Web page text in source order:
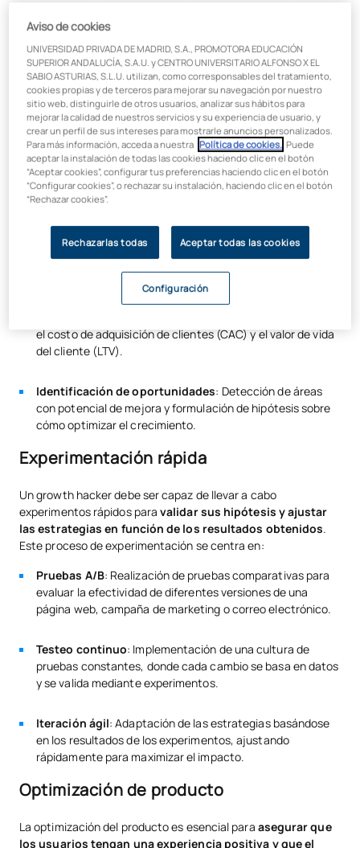
datos, desarrollo de producto y tecnología
permite identificar y explotar oportunidades de crecimiento
de manera rápida y eficiente. Sus funciones principales son:
Análisis de datos
El análisis de datos es una de las competencias más críticas
para un growth hacker. Consiste enevaluar e interpretar
grandes volúmenes de datospara identificar patrones,
tendencias y oportunidades de crecimiento. Esto incluye:
web como Google Analytics, herramientas de CRM y
plataformas de redes sociales para obtener datos
relevantes.
Interpretación de métricas
: Evaluación de métricas
el costo de adquisición de clientes (CAC) y el valor de vida
del cliente (LTV).
Identificación de oportunidades: Detección de áreas
con potencial de mejora y formulación de hipótesis sobre
cómo optimizar el crecimiento.
Experimentación rápida
Un growth hacker debe ser capaz de llevar a cabo
experimentos rápidos paravalidar sus hipótesis y ajustar
las estrategias en función de los resultados obtenidos.
Este proceso de experimentación se centra en:
Pruebas A/B: Realización de pruebas comparativas para
evaluar la efectividad de diferentes versiones de una
página web, campaña de marketing o correo electrónico.
Testeo continuo: Implementación de una cultura de
pruebas constantes, donde cada cambio se basa en datos
y se valida mediante experimentos.
Iteración ágil: Adaptación de las estrategias basándose
en los resultados de los experimentos, ajustando
rápidamente para maximizar el impacto.
Optimización de producto
La optimización del producto es esencial para asegurar que
los usuarios tengan una experiencia positiva y que el
Aviso de cookies
UNIVERSIDAD PRIVADA DE MADRID, S.A., PROMOTORA EDUCACIÓN
SUPERIOR ANDALUCÍA, S.A.U. y CENTRO UNIVERSITARIO ALFONSO X EL
SABIO ASTURIAS, S.L.U. utilizan, como corresponsables del tratamiento,
cookies propias y de terceros para mejorar su navegación por nuestro
sitio web, distinguirle de otros usuarios, analizar sus hábitos para
mejorar la calidad de nuestros servicios y su experiencia de usuario, y
crear un perfil de sus intereses para mostrarle anuncios personalizados.
Para más información, acceda a nuestra Política de cookies. . Puede
aceptar la instalación de todas las cookies haciendo clic en el botón
“Aceptar cookies”, configurar tus preferencias haciendo clic en el botón
“Configurar cookies”, o rechazar su instalación, haciendo clic en el botón
“Rechazar cookies”.
Rechazarlas todas Aceptar todas las cookies
Configuración